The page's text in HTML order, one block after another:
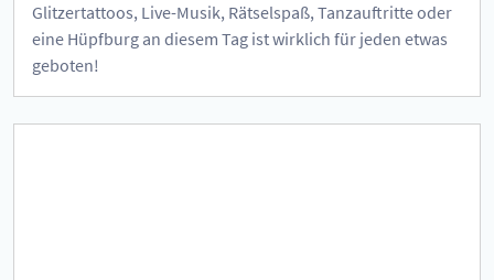
Glitzertattoos, Live-Musik, Rätselspaß, Tanzauftritte oder
eine Hüpfburg an diesem Tag ist wirklich für jeden etwas
geboten!